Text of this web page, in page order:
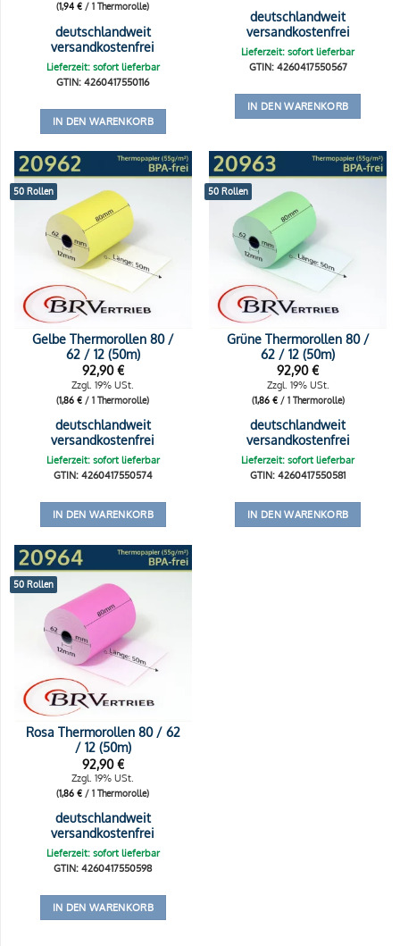
(1,94€ / 1 Thermorolle)
deutschlandweit
versandkostenfrei
Lieferzeit: sofort lieferbar
GTIN: 4260417550116
IN DEN WARENKORB
deutschlandweit
versandkostenfrei
Lieferzeit: sofort lieferbar
GTIN: 4260417550567
IN DEN WARENKORB
50 Rollen
Gelbe Thermorollen 80 /
62 / 12 (50m)
92,90€
Zzgl. 19% USt.
(1,86€ / 1 Thermorolle)
deutschlandweit
versandkostenfrei
Lieferzeit: sofort lieferbar
GTIN: 4260417550574
IN DEN WARENKORB
50 Rollen
Grüne Thermorollen 80 /
62 / 12 (50m)
92,90€
Zzgl. 19% USt.
(1,86 €/ 1 Thermorolle)
deutschlandweit
versandkostenfrei
Lieferzeit: sofort lieferbar
GTIN: 4260417550581
IN DEN WARENKORB
50 Rollen
Rosa Thermorollen 80 / 62
/ 12 (50m)
92,90€
Zzgl. 19% USt.
(1,86€ / 1 Thermorolle)
deutschlandweit
versandkostenfrei
Lieferzeit: sofort lieferbar
GTIN: 4260417550598
IN DEN WARENKORB